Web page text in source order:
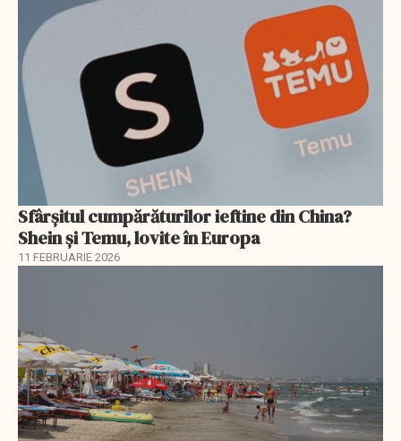
Sfârșitul cumpărăturilor ieftine din China?
Shein și Temu, lovite în Europa
11 FEBRUARIE 2026